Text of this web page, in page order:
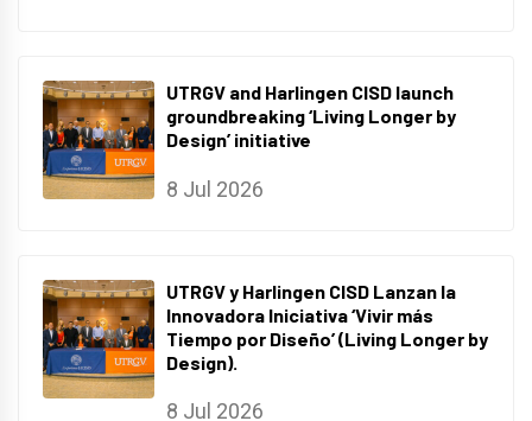
UTRGV and Harlingen CISD launch
groundbreaking ‘Living Longer by
Design’ initiative
8 Jul 2026
UTRGV y Harlingen CISD Lanzan la
Innovadora Iniciativa ‘Vivir más
Tiempo por Diseño’ (Living Longer by
Design).
8 Jul 2026